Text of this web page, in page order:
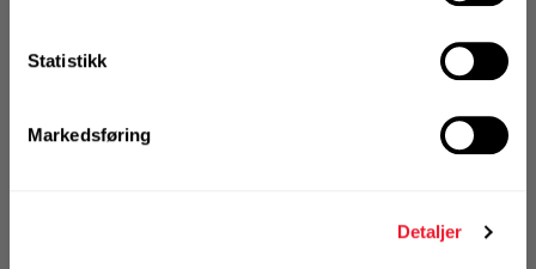
Statistikk
Markedsføring
Detaljer
1 Pakke a 500 Stk